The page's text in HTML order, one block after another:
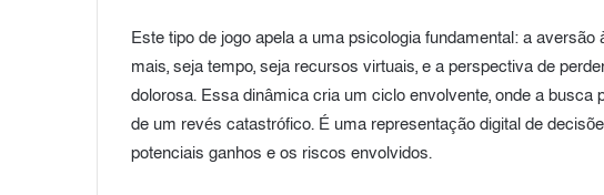
Este tipo de jogo apela a uma psicologia fundamental: a
mais, seja tempo, seja recursos virtuais, e a perspectiva de
dolorosa. Essa dinâmica cria um ciclo envolvente, onde a
de um revés catastrófico. É uma representação digital de
potenciais ganhos e os riscos envolvidos.